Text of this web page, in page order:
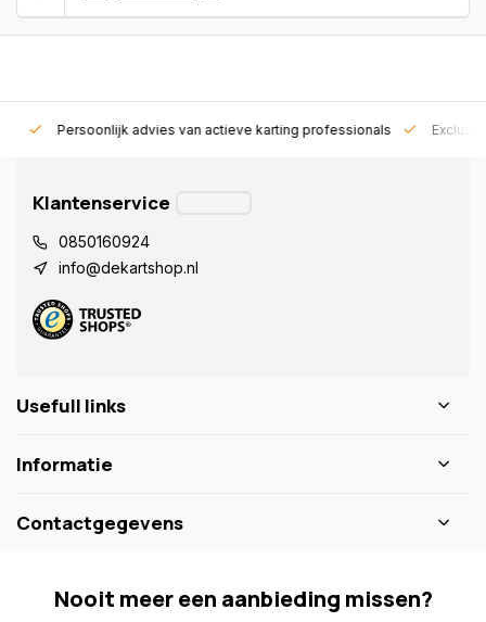
Persoonlijk advies van actieve karting professionals
Klantenservice
0850160924
info@dekartshop.nl
Usefull links
Informatie
Contactgegevens
Nooit meer een aanbieding missen?